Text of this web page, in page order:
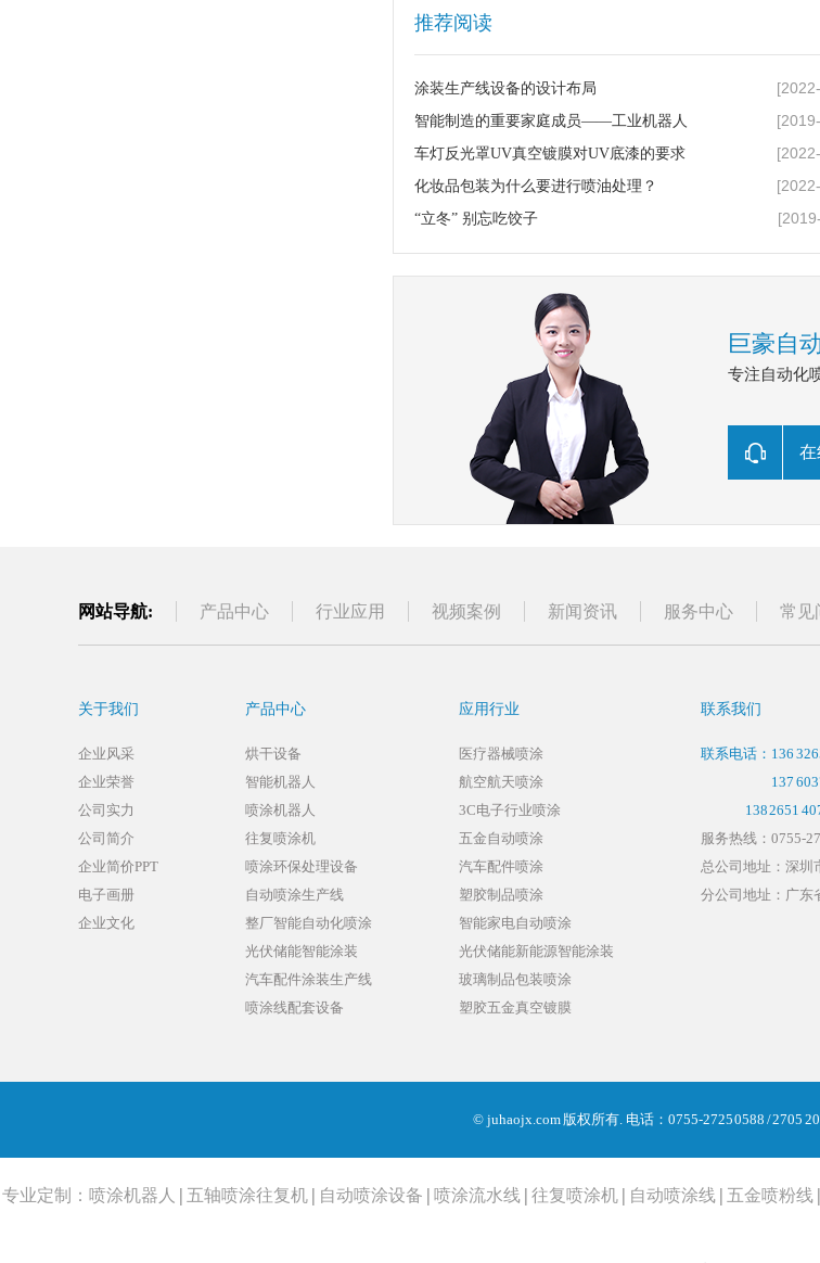
推荐阅读
涂装生产线设备的设计布局
智能制造的重要家庭成员——工业机器人
车灯反光罩UV真空镀膜对UV底漆的要求
化妆品包装为什么要进行喷油处理？
“立冬” 别忘吃饺子
巨豪自
专注自动化
在
网站导航: 产品中心 行业应用 视频案例 新闻资讯 服务中心 常见
关于我们
企业风采
企业荣誉
公司实力
公司简介
企业简价PPT
电子画册
企业文化
产品中心
烘干设备
智能机器人
喷涂机器人
往复喷涂机
喷涂环保处理设备
自动喷涂生产线
整厂智能自动化喷涂
光伏储能智能涂装
汽车配件涂装生产线
喷涂线配套设备
应用行业
医疗器械喷涂
航空航天喷涂
3C电子行业喷涂
五金自动喷涂
汽车配件喷涂
塑胶制品喷涂
智能家电自动喷涂
光伏储能新能源智能涂装
玻璃制品包装喷涂
塑胶五金真空镀膜
联系我们
联系电话： 136
137 6037
138 2651
服务热线：0755-
总公司地址：深圳
分公司地址：广东
© juhaojx.com 版权所有. 电话：0755-2725 0588 / 2705
专业定制： 喷涂机器人 | 五轴喷涂往复机 | 自动喷涂设备 | 喷涂流水线 | 往复喷涂机 | 自动喷涂线 | 五金喷粉线 |